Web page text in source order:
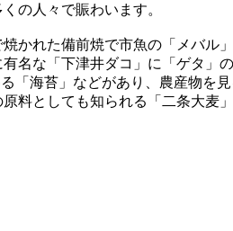
の人々で賑わいます。
かれた備前焼で市魚の「メバル
名な「下津井ダコ」に「ゲタ」
「海苔」などがあり、農産物を
料としても知られる「二条大麦